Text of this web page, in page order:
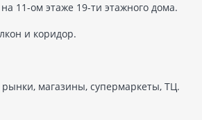
11-ом этаже 19-ти этажного дома.
и коридор.
магазины, супермаркеты, ТЦ.